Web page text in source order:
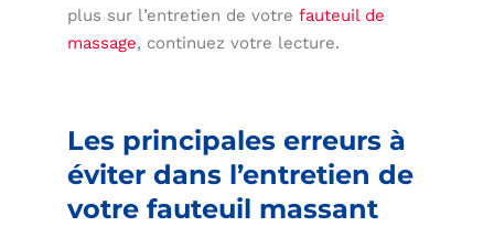
plus sur l’entretien de votrefauteuil de
massage, continuez votre lecture.
Les principales erreurs à
éviter dans l’entretien de
votre fauteuil massant